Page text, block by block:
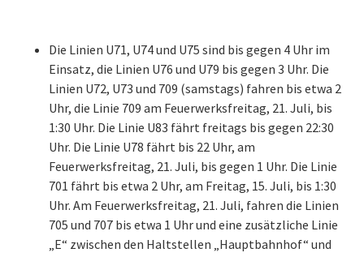
Die Linien U71, U74 und U75 sind bis gegen 4 Uhr im
Einsatz, die Linien U76 und U79 bis gegen 3 Uhr. Die
Linien U72, U73 und 709 (samstags) fahren bis etwa 2
Uhr, die Linie 709 am Feuerwerksfreitag, 21. Juli, bis
1:30 Uhr. Die Linie U83 fährt freitags bis gegen 22:30
Uhr. Die Linie U78 fährt bis 22 Uhr, am
Feuerwerksfreitag, 21. Juli, bis gegen 1 Uhr. Die Linie
701 fährt bis etwa 2 Uhr, am Freitag, 15. Juli, bis 1:30
Uhr. Am Feuerwerksfreitag, 21. Juli, fahren die Linien
705 und 707 bis etwa 1 Uhr und eine zusätzliche Linie
„E“ zwischen den Haltstellen „Hauptbahnhof“ und